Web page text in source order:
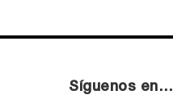
Síguenos en…